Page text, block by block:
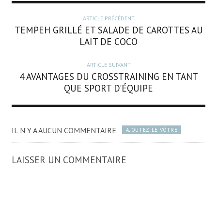
ARTICLE PRÉCÉDENT
TEMPEH GRILLÉ ET SALADE DE CAROTTES AU
LAIT DE COCO
ARTICLE SUIVANT
4 AVANTAGES DU CROSSTRAINING EN TANT
QUE SPORT D'ÉQUIPE
IL N'Y A AUCUN COMMENTAIRE AJOUTEZ LE VÔTRE
LAISSER UN COMMENTAIRE